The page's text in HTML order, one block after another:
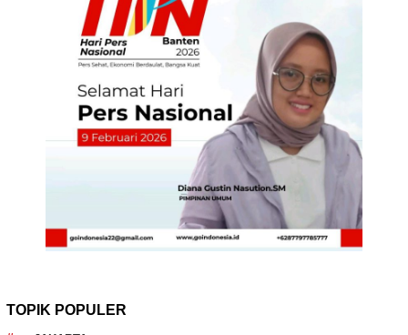
TOPIK POPULER